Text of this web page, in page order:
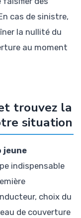
cas de sinistre,
la nullité du
au moment
trouvez la
situation
jeune
indispensable
choix du
de couverture